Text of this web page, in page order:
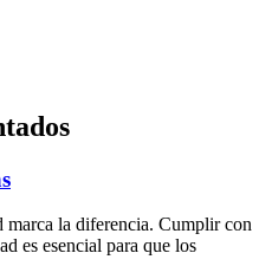
la diferencia. Cumplir con
es esencial para que los